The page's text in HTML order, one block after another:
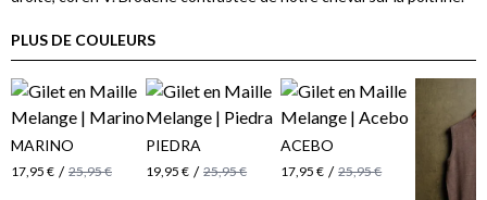
PLUS DE COULEURS
MARINO
17,95 € / 25,95 €
PIEDRA
19,95 € / 25,95 €
ACEBO
17,95 € / 25,95 €